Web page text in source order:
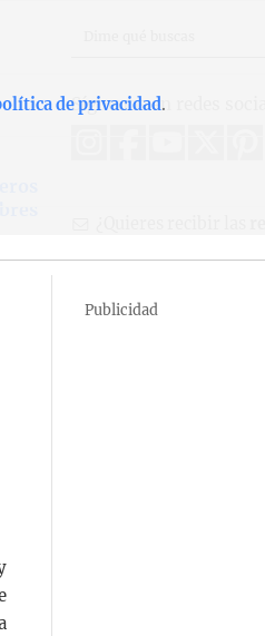
Síguenos en redes
Publicidad
de privacidad.